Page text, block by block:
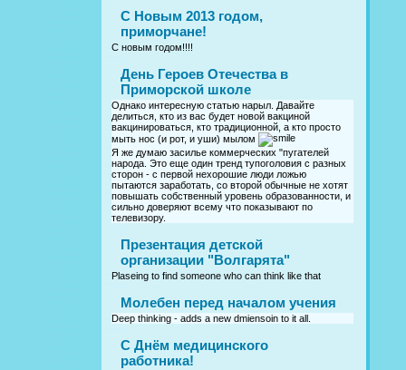
С Новым 2013 годом,
приморчане!
С новым годом!!!!
День Героев Отечества в
Приморской школе
Однако интересную статью нарыл. Давайте
делиться, кто из вас будет новой вакциной
вакцинироваться, кто традиционной, а кто просто
мыть нос (и рот, и уши) мылом
Я же думаю засилье коммерческих "пугателей
народа. Это еще один тренд тупоголовия с разных
сторон - с первой нехорошие люди ложью
пытаются заработать, со второй обычные не хотят
повышать собственный уровень образованности, и
сильно доверяют всему что показывают по
телевизору.
Презентация детской
организации "Волгарята"
Plaseing to find someone who can think like that
Молебен перед началом учения
Deep thinking - adds a new dmiensoin to it all.
C Днём медицинского
работника!